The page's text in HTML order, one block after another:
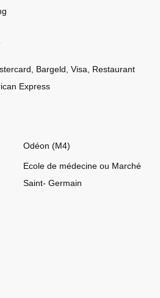
Bargeld, Visa, Restaurant
Express
Odéon (M4)
Ecole de médecine ou Marché
Saint- Germain